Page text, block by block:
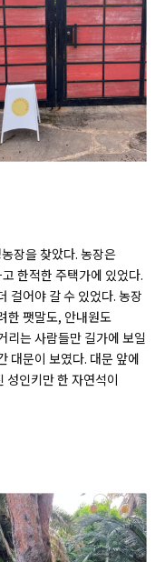
장을 찾았다. 농장은
한적한 주택가에 있었다.
걸어야 갈 수 있었다. 농장
한 팻말도, 안내원도
리는 사람들만 길가에 보일
대문이 보였다. 대문 앞에
인키만 한 자연석이